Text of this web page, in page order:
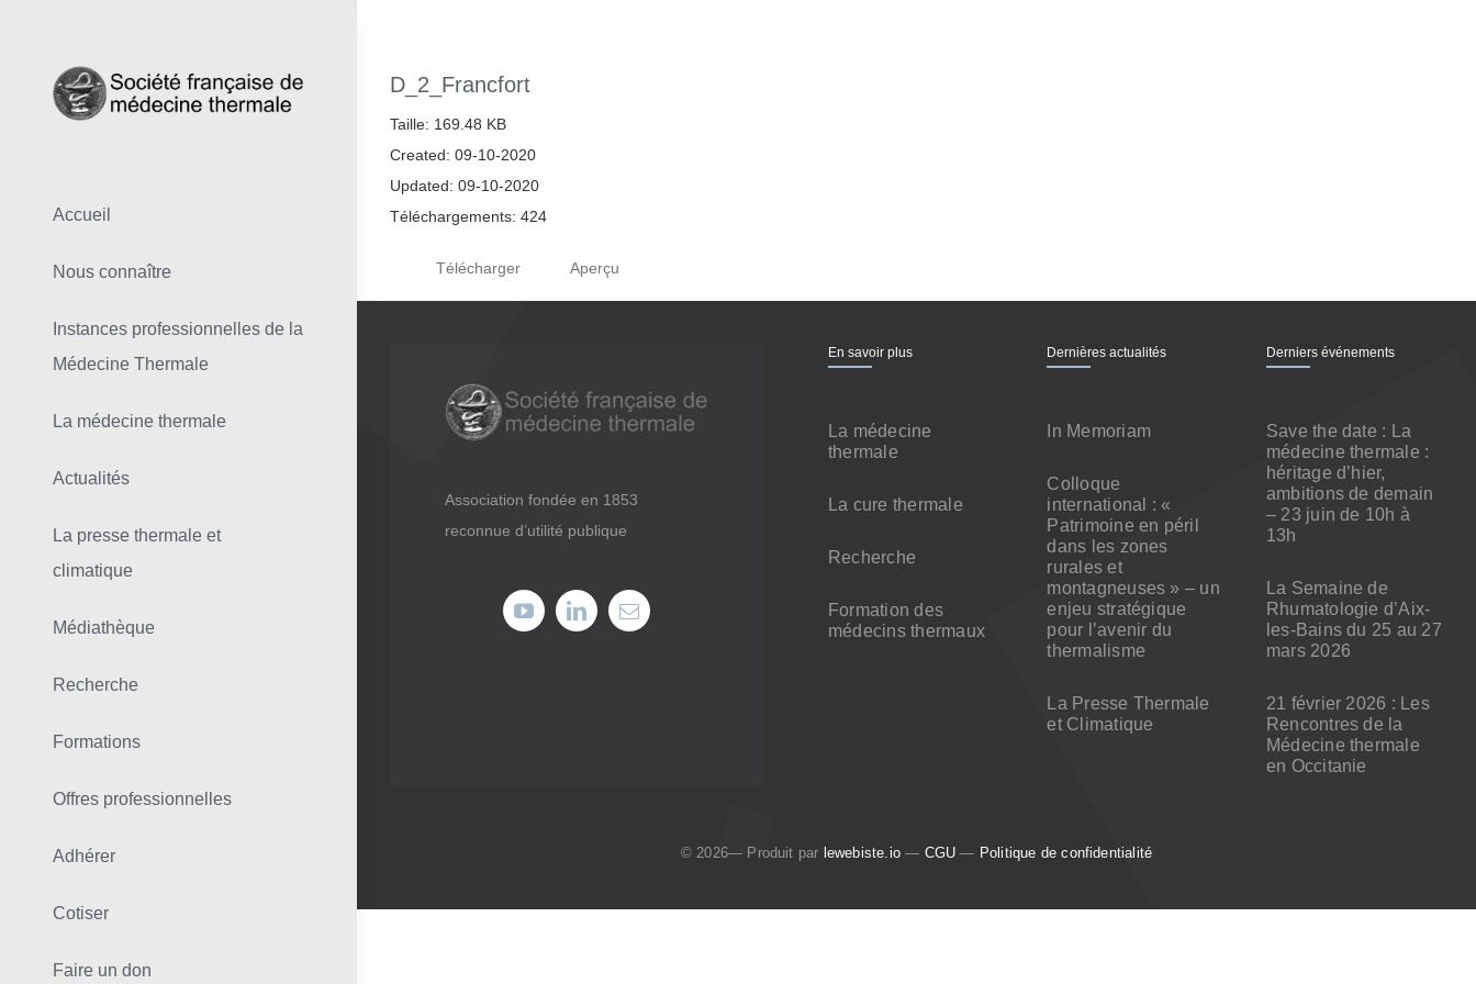
Accueil
Nous connaître
Instances professionnelles de la
Médecine Thermale
La médecine thermale
Actualités
La presse thermale et
climatique
Médiathèque
Recherche
Formations
Offres professionnelles
Adhérer
Cotiser
Faire un don
D_2_Francfort
Taille: 169.48 KB
Created: 09-10-2020
Updated: 09-10-2020
Téléchargements: 424
Télécharger Aperçu
Association fondée en 1853
reconnue d’utilité publique
En savoir plus
La médecine
thermale
La cure thermale
Recherche
Formation des
médecins thermaux
Dernières actualités
In Memoriam
Colloque
international : «
Patrimoine en péril
dans les zones
rurales et
montagneuses » – un
enjeu stratégique
pour l’avenir du
thermalisme
La Presse Thermale
et Climatique
Derniers événements
Save the date : La
médecine thermale :
héritage d’hier,
ambitions de demain
– 23 juin de 10h à
13h
La Semaine de
Rhumatologie d’Aix-
les-Bains du 25 au 27
mars 2026
21 février 2026 : Les
Rencontres de la
Médecine thermale
en Occitanie
© 2026— Produit par lewebiste.io — CGU — Politique de confidentialité